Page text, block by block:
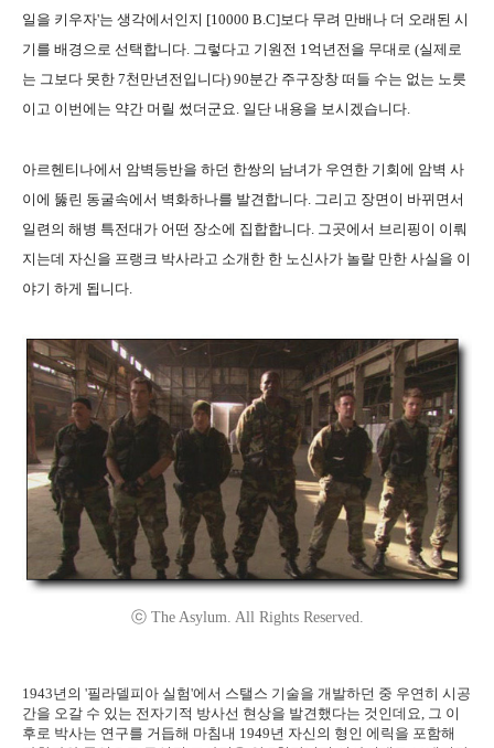
일을 키우자'는 생각에서인지 [10000 B.C]보다 무려 만배나 더 오래된 시
기를 배경으로 선택합니다. 그렇다고 기원전 1억년전을 무대로 (실제로
는 그보다 못한 7천만년전입니다) 90분간 주구장창 떠들 수는 없는 노릇
이고 이번에는 약간 머릴 썼더군요. 일단 내용을 보시겠습니다.
아르헨티나에서 암벽등반을 하던 한쌍의 남녀가 우연한 기회에 암벽 사
이에 뚫린 동굴속에서 벽화하나를 발견합니다. 그리고 장면이 바뀌면서
일련의 해병 특전대가 어떤 장소에 집합합니다. 그곳에서 브리핑이 이뤄
지는데 자신을 프랭크 박사라고 소개한 한 노신사가 놀랄 만한 사실을 이
야기 하게 됩니다.
ⓒ The Asylum. All Rights Reserved.
1943년의 '필라델피아 실험'에서 스탤스 기술을 개발하던 중 우연히 시공
간을 오갈 수 있는 전자기적 방사선 현상을 발견했다는 것인데요, 그 이
후로 박사는 연구를 거듭해 마침내 1949년 자신의 형인 에릭을 포함해